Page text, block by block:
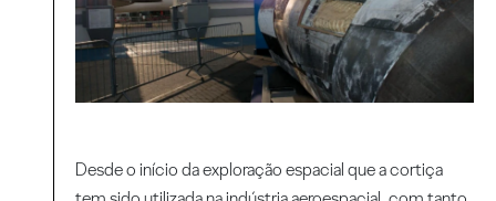
Desde o início da exploração espacial que a cortiça